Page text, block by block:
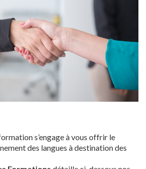
s’engage à vous offrir le
des langues à destination des